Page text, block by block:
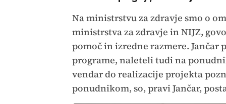
Na ministrstvu za zdravje smo o
ministrstva za zdravje in NIJZ,
pomoč in izredne razmere. Jančar
programe, naleteli tudi na
vendar do realizacije projekta
ponudnikom, so, pravi Jančar,